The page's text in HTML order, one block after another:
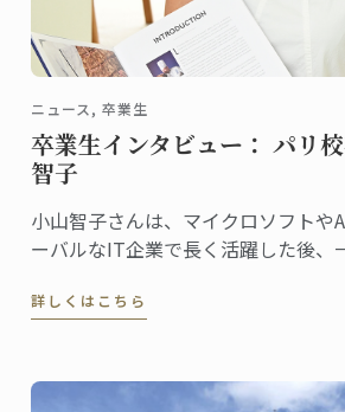
ニュース, 卒業生
卒業生インタビュー： パリ
智子
小山智子さんは、マイクロソフトや
ーバルなIT企業で長く活躍した後、
た。
詳しくはこちら